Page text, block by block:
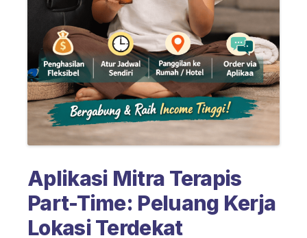
Aplikasi Mitra Terapis
Part-Time: Peluang Kerja
Lokasi Terdekat